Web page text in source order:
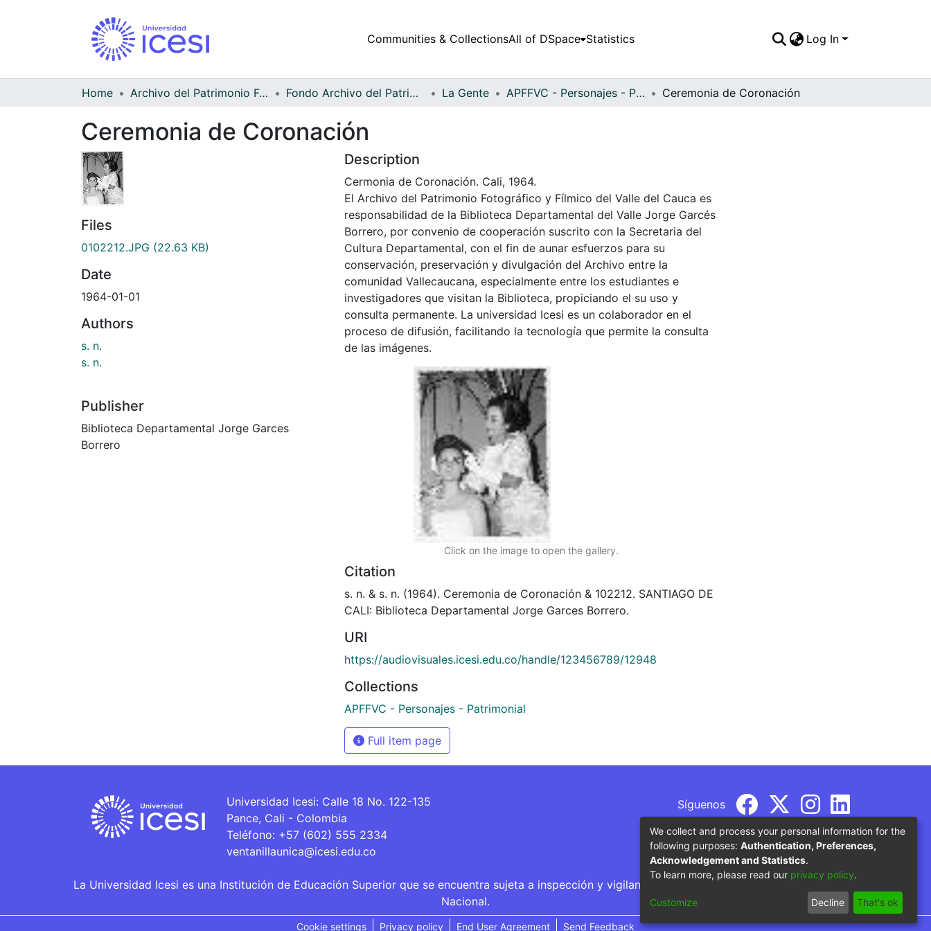
Communities & CollectionsAll of DSpace Statistics Log In
Home Archivo del Patrimonio Fotográfico y Fílmico del Valle del Cauca Fondo Archivo del Patrimonio Fotográfico y Fílmico del Valle del Cauca La Gente APFFVC - Personajes - Patrimonial Ceremonia de Coronación
Ceremonia de Coronación
Files
0102212.JPG (22.63 KB)
Date
1964-01-01
Authors
s. n.
s. n.
Publisher
Biblioteca Departamental Jorge Garces
Borrero
Description
Cermonia de Coronación. Cali, 1964.
El Archivo del Patrimonio Fotográfico y Fílmico del Valle del Cauca es
responsabilidad de la Biblioteca Departamental del Valle Jorge Garcés
Borrero, por convenio de cooperación suscrito con la Secretaria del
Cultura Departamental, con el fin de aunar esfuerzos para su
conservación, preservación y divulgación del Archivo entre la
comunidad Vallecaucana, especialmente entre los estudiantes e
investigadores que visitan la Biblioteca, propiciando el su uso y
consulta permanente. La universidad Icesi es un colaborador en el
proceso de difusión, facilitando la tecnología que permite la consulta
de las imágenes.
Click on the image to open the gallery.
Citation
s. n. & s. n. (1964). Ceremonia de Coronación & 102212. SANTIAGO DE
CALI: Biblioteca Departamental Jorge Garces Borrero.
URI
https://audiovisuales.icesi.edu.co/handle/123456789/12948
Collections
APFFVC - Personajes - Patrimonial
Full item page
Universidad Icesi: Calle 18 No. 122-135
Pance, Cali - Colombia
Teléfono: +57 (602) 555 2334
ventanillaunica@icesi.edu.co
Síguenos
La Universidad Icesi es una Institución de Educación Superior que se encuentra sujeta a inspección y vigilancia por parte del Ministerio de Educación
Nacional.
Cookie settings Privacy policy End User Agreement Send Feedback
We collect and process your personal information for the
following purposes: Authentication, Preferences,
Acknowledgement and Statistics.
To learn more, please read our privacy policy.
Customize Decline That's ok